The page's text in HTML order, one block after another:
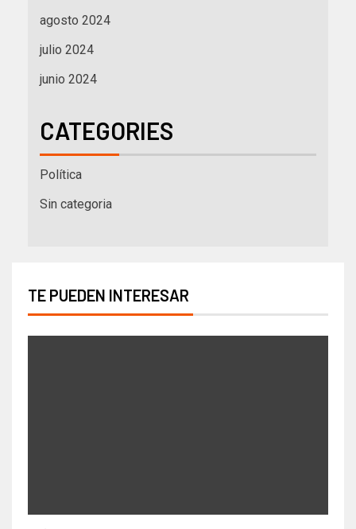
agosto 2024
julio 2024
junio 2024
CATEGORIES
Política
Sin categoria
TE PUEDEN INTERESAR